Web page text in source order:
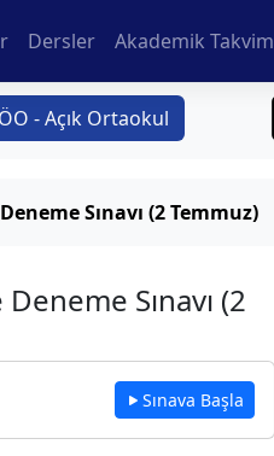
Dersler Akademik Takvim
- Açık Ortaokul
Sınavı (2 Temmuz)
Sınavı (2
Sınava Başla